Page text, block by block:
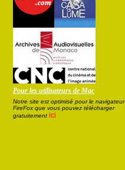
Pour les utilisateurs de Mac
Notre site est optimisé pour le navigateur
FireFox que vous pouvez télécharger
gratuitement ici